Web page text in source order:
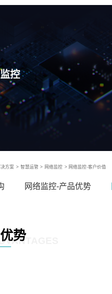
控
方案 > 智慧运管 > 网络监控 > 网络监控-客户价值
网络监控-产品优势
势